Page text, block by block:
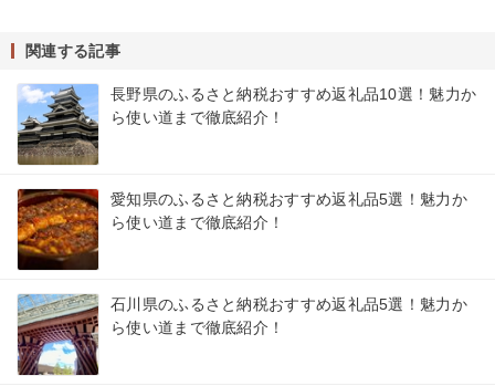
関連する記事
長野県のふるさと納税おすすめ返礼品10選！魅力か
ら使い道まで徹底紹介！
愛知県のふるさと納税おすすめ返礼品5選！魅力か
ら使い道まで徹底紹介！
石川県のふるさと納税おすすめ返礼品5選！魅力か
ら使い道まで徹底紹介！